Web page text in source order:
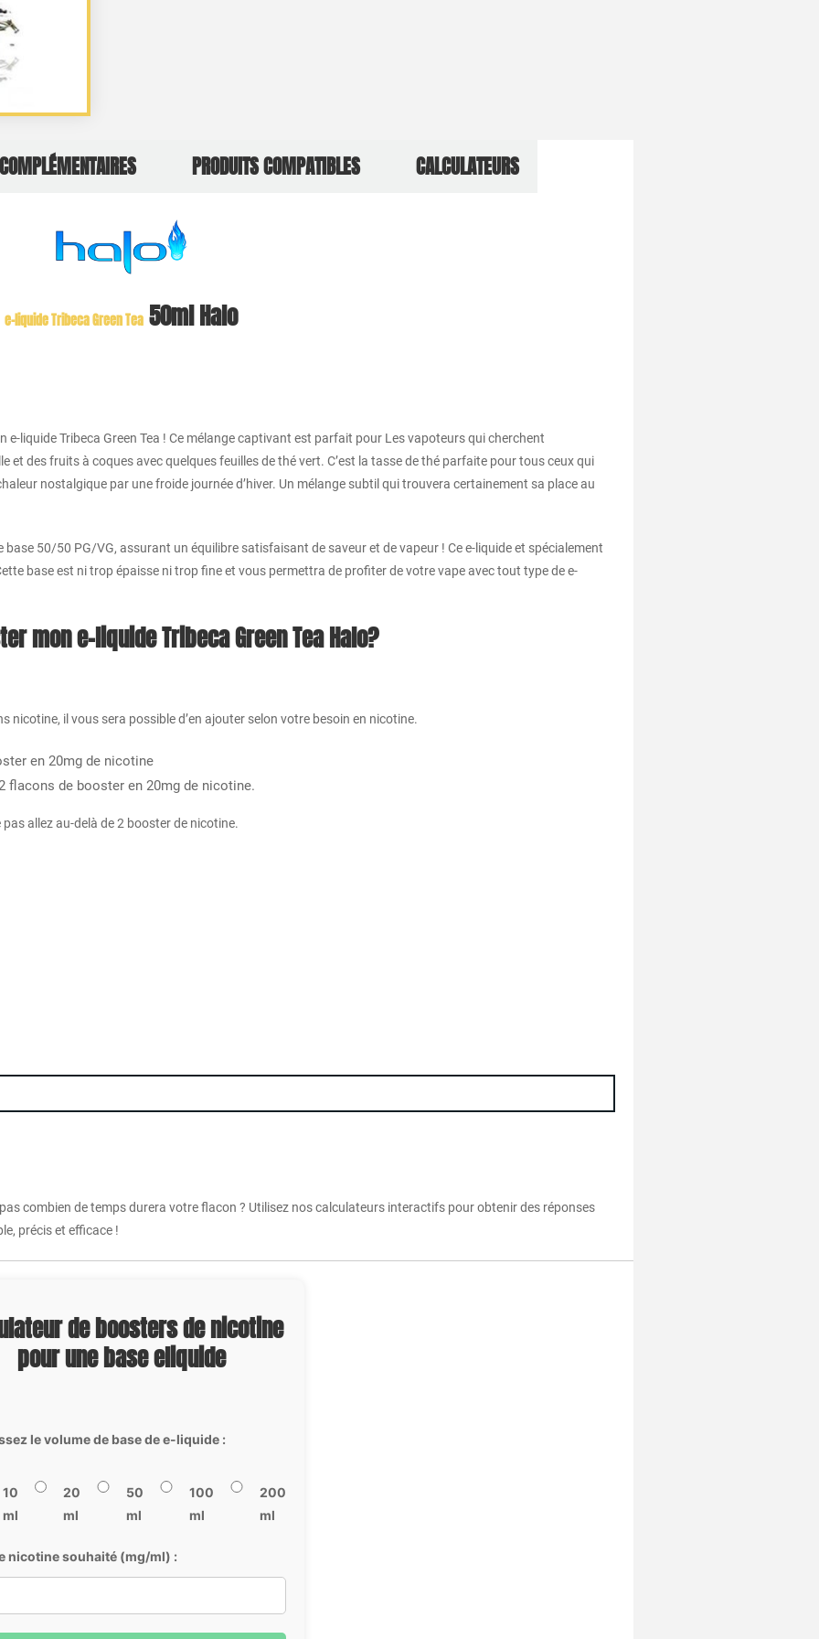
PRODUITS COMPATIBLES CALCULATEURS
e-liquide Tribeca Green Tea 50ml Halo
e-liquide Tribeca Green Tea ! Ce mélange captivant est parfait pour Les vapoteurs qui cherchent
et des fruits à coques avec quelques feuilles de thé vert. C’est la tasse de thé parfaite pour tous ceux qui
nostalgique par une froide journée d’hiver. Un mélange subtil qui trouvera certainement sa place au
50/50 PG/VG, assurant un équilibre satisfaisant de saveur et de vapeur ! Ce e-liquide et spécialement
base est ni trop épaisse ni trop fine et vous permettra de profiter de votre vape avec tout type de e-
mon e-liquide Tribeca Green Tea Halo?
il vous sera possible d’en ajouter selon votre besoin en nicotine.
en 20mg de nicotine
flacons de booster en 20mg de nicotine.
allez au-delà de 2 booster de nicotine.
combien de temps durera votre flacon ? Utilisez nos calculateurs interactifs pour obtenir des réponses
précis et efficace !
de boosters de nicotine
pour une base eliquide
le volume de base de e-liquide :
10
ml
20
ml
50
ml
100
ml
200
ml
nicotine souhaité (mg/ml) :